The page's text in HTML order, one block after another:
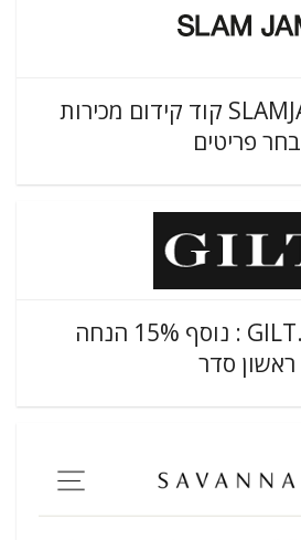
SLAMJAM.com 30% קוד קידום מכירות
בחר פריטים
קופון ב GILT.com : נוסף 15% הנחה
ראשון סדר